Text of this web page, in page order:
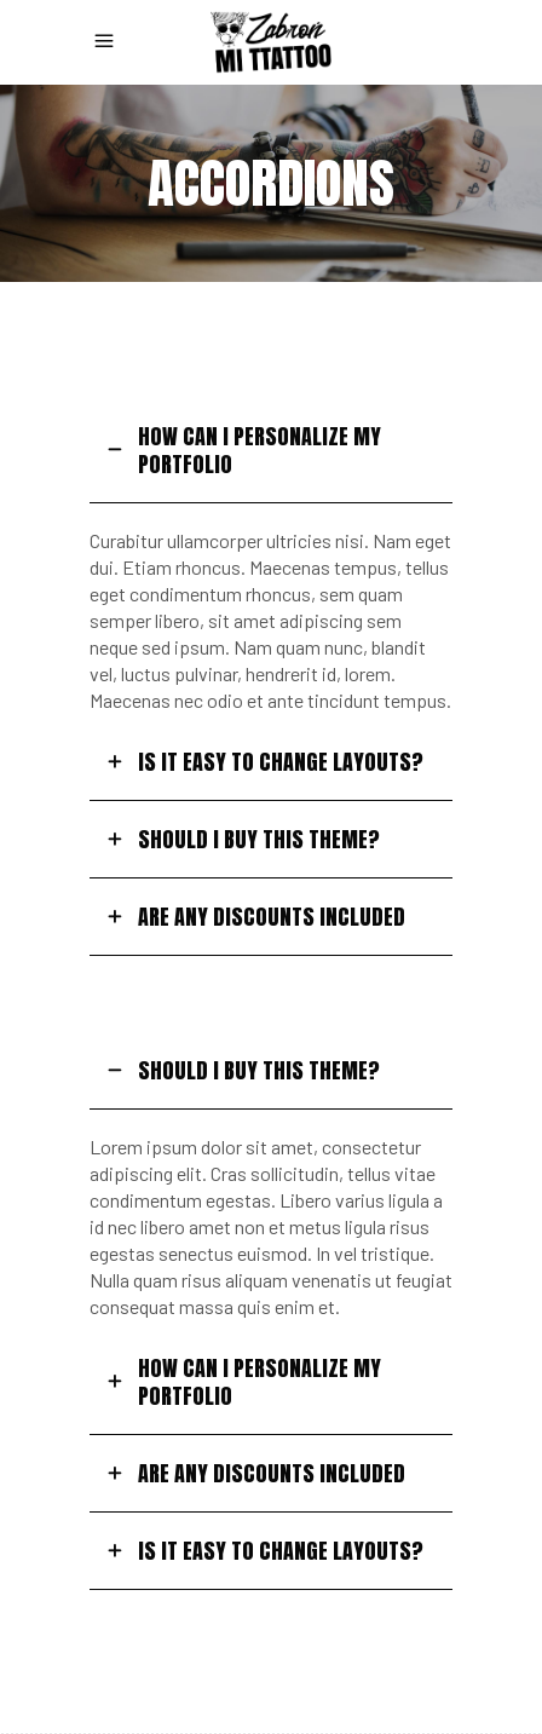
ACCORDIONS
HOW CAN I PERSONALIZE MY
PORTFOLIO
Curabitur ullamcorper ultricies nisi. Nam eget
dui. Etiam rhoncus. Maecenas tempus, tellus
eget condimentum rhoncus, sem quam
semper libero, sit amet adipiscing sem
neque sed ipsum. Nam quam nunc, blandit
vel, luctus pulvinar, hendrerit id, lorem.
Maecenas nec odio et ante tincidunt tempus.
IS IT EASY TO CHANGE LAYOUTS?
SHOULD I BUY THIS THEME?
ARE ANY DISCOUNTS INCLUDED
SHOULD I BUY THIS THEME?
Lorem ipsum dolor sit amet, consectetur
adipiscing elit. Cras sollicitudin, tellus vitae
condimentum egestas. Libero varius ligula a
id nec libero amet non et metus ligula risus
egestas senectus euismod. In vel tristique.
Nulla quam risus aliquam venenatis ut feugiat
consequat massa quis enim et.
HOW CAN I PERSONALIZE MY
PORTFOLIO
ARE ANY DISCOUNTS INCLUDED
IS IT EASY TO CHANGE LAYOUTS?